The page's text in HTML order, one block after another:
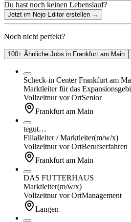
Du hast noch keinen Lebenslauf?
Jetzt im Nejo-Editor erstellen →
Noch nicht perfekt?
100+ Ähnliche Jobs in Frankfurt am Main
Scheck-in Center Frankfurt am
Marktleiter für das
Vollzeitnur vor OrtSenior
Frankfurt am Main
tegut…
Filialleiter / Marktleiter(m/w/x)
Vollzeitnur vor OrtBerufserfahren
Frankfurt am Main
DAS FUTTERHAUS
Marktleiter(m/w/x)
Vollzeitnur vor OrtManagement
Langen